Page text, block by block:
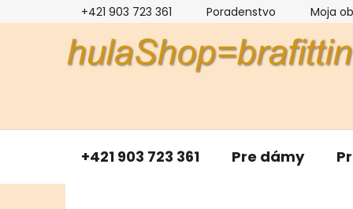
na
+421 903 723 361 Poradenstvo Moja
+421 903 723 361 Pre dámy